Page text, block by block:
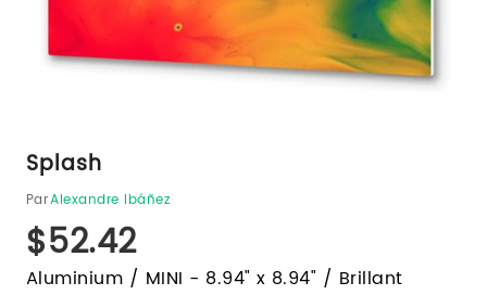
Splash
ParAlexandre Ibáñez
$52.42
Aluminium / MINI - 8.94" x 8.94" / Brillant